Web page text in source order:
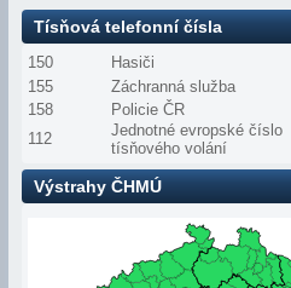
Tísňová telefonní čísla
150
Hasiči
155
Záchranná služba
158
Policie ČR
112
Jednotné evropské číslo
tísňového volání
Výstrahy ČHMÚ